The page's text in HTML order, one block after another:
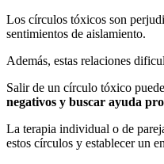
Los círculos tóxicos son
sentimientos de aislamiento.
Además, estas relaciones
Salir de un círculo tóxico
negativos y buscar ayuda
La terapia individual o de
estos círculos y establecer un